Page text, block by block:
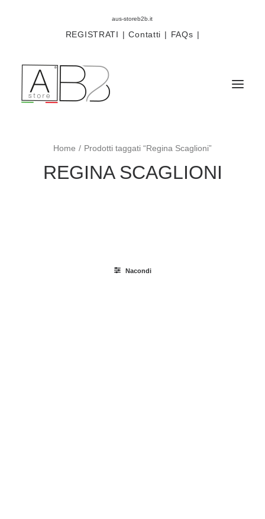
aus-storeb2b.it
REGISTRATI | Contatti | FAQs |
Componenti
Home Prodotti taggati “Regina Scaglioni”
REGINA SCAGLIONI
Nacondi